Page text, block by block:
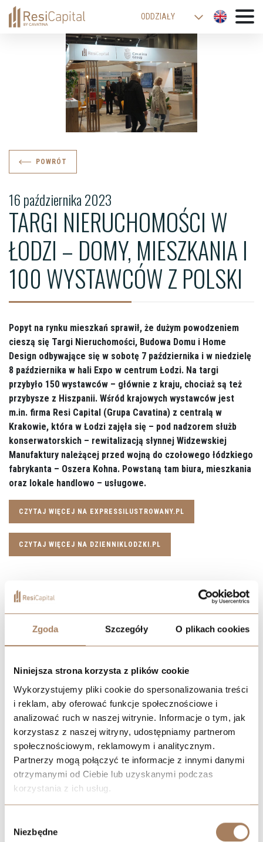
Zgoda Szczegóły O plikach cookies
Niniejsza strona korzysta z plików cookie
Wykorzystujemy pliki cookie do spersonalizowania treści
i reklam, aby oferować funkcje społecznościowe i
analizować ruch w naszej witrynie. Informacje o tym, jak
korzystasz z naszej witryny, udostępniamy partnerom
społecznościowym, reklamowym i analitycznym.
Partnerzy mogą połączyć te informacje z innymi danymi
otrzymanymi od Ciebie lub uzyskanymi podczas
korzystania z ich usług.
process your information.
zgody
Niezbędne
ODDZIAŁY
WARSZAWA
KATOWICE
KRAKÓW
ŁÓDŹ
WROCŁAW
TARGI NIERUCHOMOŚCI W
ŁODZI – DOMY, MIESZKANIA I
100 WYSTAWCÓW Z POLSKI
16 października 2023
POWRÓT
Popyt na rynku mieszkań sprawił, że dużym powodzeniem
cieszą się Targi Nieruchomości, Budowa Domu i Home
Design odbywające się w sobotę 7 października i w niedzielę
8 października w hali Expo w centrum Łodzi. Na targi
przybyło 150 wystawców – głównie z kraju, chociaż są też
przybysze z Hiszpanii. Wśród krajowych wystawców jest
m.in. firma Resi Capital (Grupa Cavatina) z centralą w
Krakowie, która w Łodzi zajęła się – pod nadzorem służb
konserwatorskich – rewitalizacją słynnej Widzewskiej
Manufaktury należącej przed wojną do czołowego łódzkiego
fabrykanta – Oszera Kohna. Powstaną tam biura, mieszkania
oraz lokale handlowo – usługowe.
CZYTAJ WIĘCEJ NA EXPRESSILUSTROWANY.PL
CZYTAJ WIĘCEJ NA DZIENNIKLODZKI.PL